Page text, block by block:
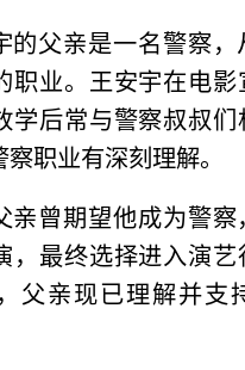
的父亲是一名警察
职业。王安宇在电
学后常与警察叔叔
职业有深刻理解。
亲曾期望他成为警
，最终选择进入演
父亲现已理解并支